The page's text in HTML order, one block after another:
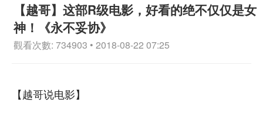
【越哥】这部R级电影，好看的绝不仅仅是女
神！《永不妥协》
觀看次數: 734903 • 2018-08-22 07:25
【越哥说电影】